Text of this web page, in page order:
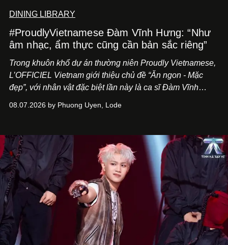
DINING LIBRARY
#ProudlyVietnamese Đàm Vĩnh Hưng: “Như
âm nhạc, ẩm thực cũng cần bản sắc riêng”
Trong khuôn khổ dự án thường niên Proudly Vietnamese,
L’OFFICIEL Vietnam giới thiệu chủ đề “Ăn ngon - Mặc
đẹp”, với nhân vật đặc biệt lần này là ca sĩ Đàm Vĩnh
Cà Phê Cà Pháo mang dấu ấn Indochine hoài niệm, thu
08.07.2026 by Phuong Uyen, Lode